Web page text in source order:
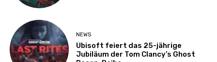
NEWS
Ubisoft feiert das 25-jährige
Jubiläum der Tom Clancy’s Ghost